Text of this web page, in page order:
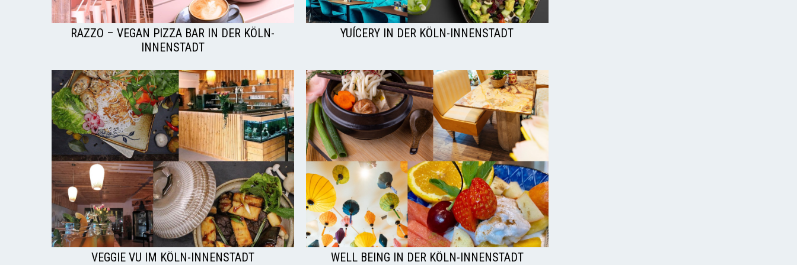
RAZZO – VEGAN PIZZA BAR IN DER KÖLN-
INNENSTADT
YUÍCERY IN DER KÖLN-INNENSTADT
VEGGIE VU IM KÖLN-INNENSTADT WELL BEING IN DER KÖLN-INNENSTADT